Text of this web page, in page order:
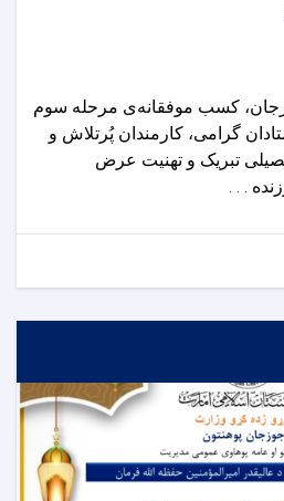
کسب موفقانه‌ی مرحله سوم
گرامی، کارمندان پُرتلاش و
تبریک و تهنیت عرض
. . .